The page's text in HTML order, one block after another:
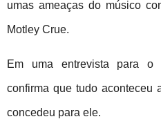
umas ameaças do músico
Motley Crue.
Em uma entrevista para o
confirma que tudo aconteceu
concedeu para ele.